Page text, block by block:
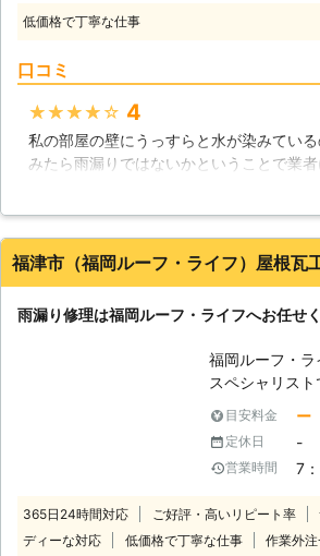
致しますので、
お問い合わせください
生の原因】 天
という時は雨
朽化などで傷
りずれたりして
に鳥の巣や落
の行き場がなく
てしまう場合も
が降っている時
が、一度起きれ
悩まされること
りの原因箇所を
ければなりませ
メージを与えて
見つけたら早
低価格で丁寧な仕事
口コミ
★★★★★ 4
私の部屋の壁にうっすらと水が染みてい
みたら雨漏りではないかということで業
た。壁と雨漏りは結びつきませんでした
理してもらえて本当にラッキーでした。
佐賀県 三養基郡みやき町 2016年12月28日
福津市（福岡ルーフ・ライフ）屋根瓦
雨漏り修理は福岡ルーフ・ライフへお任せ
福岡ルーフ・
スペシャリス
修理、屋根塗
根のメンテナ
います。 実績
なたの大事な家
します。また、
料です。 【雨漏り修理】 こんなとき
目安料金 ー
定休日 -
営業時間 7
365日24時間対応 ご好評・高いリピート率
ディーな対応
低価格で丁寧な仕事 作業外